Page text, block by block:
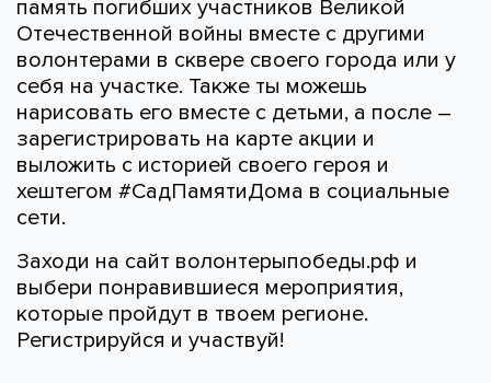
память погибших участников Великой
Отечественной войны вместе с другими
волонтерами в сквере своего города или у
себя на участке. Также ты можешь
нарисовать его вместе с детьми, а после –
зарегистрировать на карте акции и
выложить с историей своего героя и
хештегом #СадПамятиДома в социальные
сети.
Заходи на сайт волонтерыпобеды.рф и
выбери понравившиеся мероприятия,
которые пройдут в твоем регионе.
Регистрируйся и участвуй!